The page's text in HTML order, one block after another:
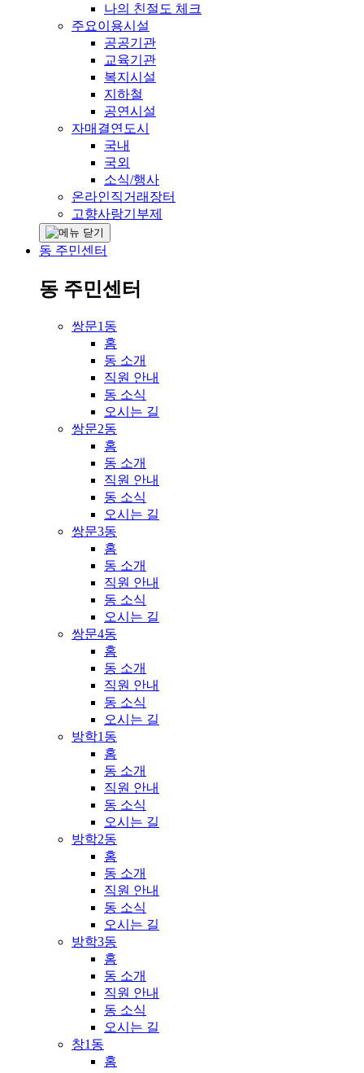
나의 친절도 체크
주요이용시설
공공기관
교육기관
복지시설
지하철
공연시설
자매결연도시
국내
국외
소식/행사
온라인직거래장터
고향사랑기부제
동 주민센터
동 주민센터
쌍문1동
홈
동 소개
직원 안내
동 소식
오시는 길
쌍문2동
홈
동 소개
직원 안내
동 소식
오시는 길
쌍문3동
홈
동 소개
직원 안내
동 소식
오시는 길
쌍문4동
홈
동 소개
직원 안내
동 소식
오시는 길
방학1동
홈
동 소개
직원 안내
동 소식
오시는 길
방학2동
홈
동 소개
직원 안내
동 소식
오시는 길
방학3동
홈
동 소개
직원 안내
동 소식
오시는 길
창1동
홈